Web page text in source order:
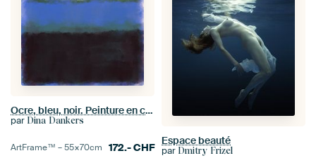
Ocre, bleu, noir. Peinture en champs de couleurs inspirée de Mark Rothko.
par Dina Dankers
ArtFrame™ –55×70cm 172.-CHF
Espace beauté
par Dmitry Frizel